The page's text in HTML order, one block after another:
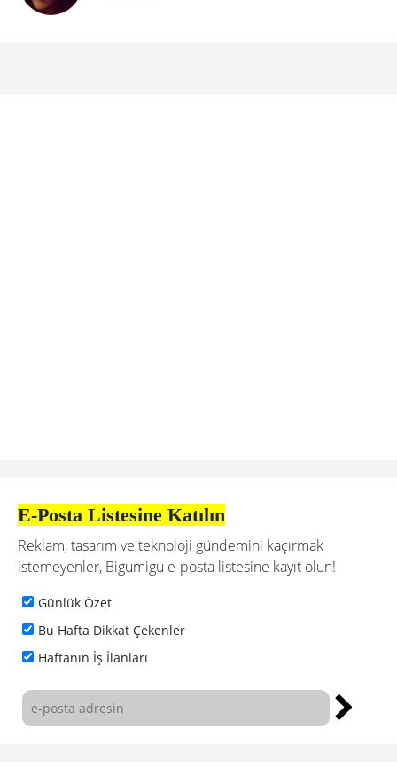
E-Posta Listesine Katılın
Reklam, tasarım ve teknoloji gündemini kaçırmak
istemeyenler, Bigumigu e-posta listesine kayıt olun!
Günlük Özet
Bu Hafta Dikkat Çekenler
Haftanın İş İlanları